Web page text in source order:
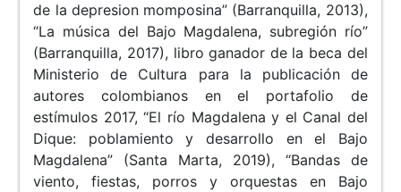
de la depresion momposina” (Barranquilla, 2013),
“La música del Bajo Magdalena, subregión río”
(Barranquilla, 2017), libro ganador de la beca del
Ministerio de Cultura para la publicación de
autores colombianos en el portafolio de
estímulos 2017, “El río Magdalena y el Canal del
Dique: poblamiento y desarrollo en el Bajo
Magdalena” (Santa Marta, 2019), “Bandas de
viento, fiestas, porros y orquestas en Bajo